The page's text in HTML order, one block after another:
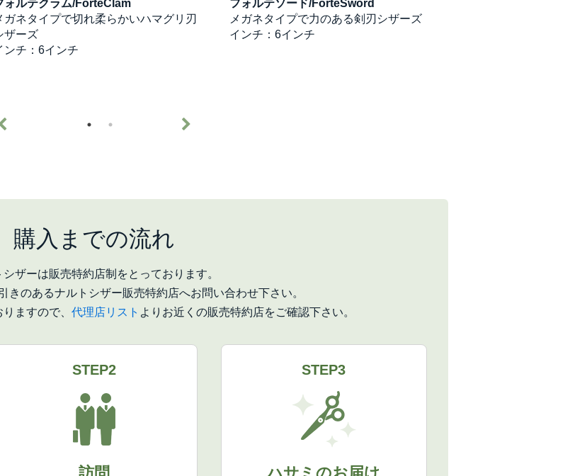
ォルテクラム/ForteClam
ガネタイプで切れ柔らかいハマグリ刃
ザーズ
ンチ：6インチ
フォルテソード/ForteSword
メガネタイプで力のある剣刃シザーズ
インチ：6インチ
購入までの流れ
シザーは販売特約店制をとっております。
きのあるナルトシザー販売特約店へお問い合わせ下さい。
ますので、 代理店リスト よりお近くの販売特約店をご確認下さい。
STEP2 STEP3